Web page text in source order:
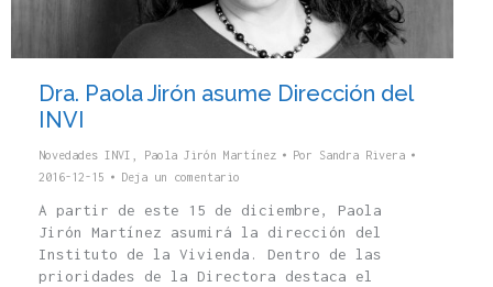
Dra. Paola Jirón asume Dirección del
INVI
Novedades INVI Paola Jirón Martínez Por Sandra Rivera
2016-12-15
Deja un comentario
A partir de este 15 de diciembre, Paola
Jirón Martínez asumirá la dirección del
Instituto de la Vivienda. Dentro de las
prioridades de la Directora destaca el